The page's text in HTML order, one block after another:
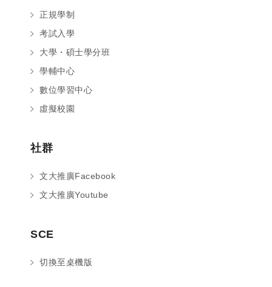
正規學制
考試入學
大學・碩士學分班
學輔中心
數位學習中心
虛擬校園
社群
文大推廣Facebook
文大推廣Youtube
SCE
切換至桌機版